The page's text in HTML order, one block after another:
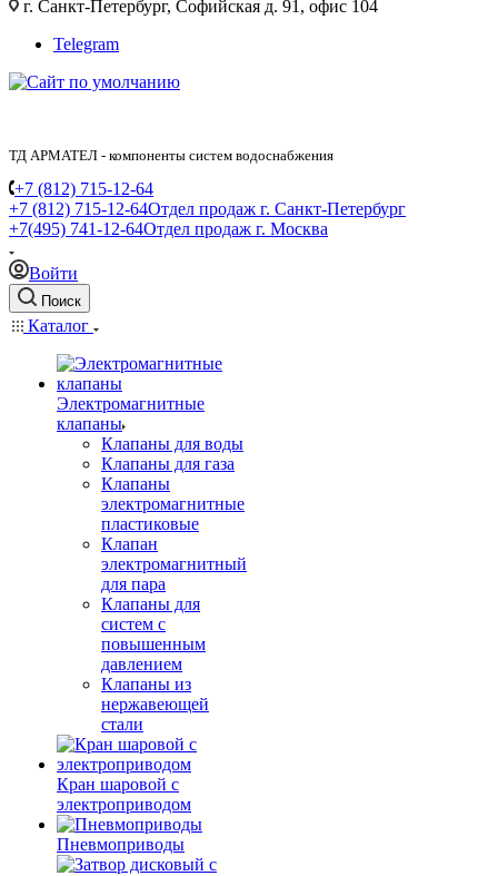
г. Санкт-Петербург, Софийская д. 91, офис 104
Telegram
ТД АРМАТЕЛ - компоненты систем водоснабжения
+7 (812) 715-12-64
+7 (812) 715-12-64Отдел продаж г. Санкт-Петербург
+7(495) 741-12-64Отдел продаж г. Москва
Войти
Поиск
Каталог
Электромагнитные
клапаны
Клапаны для воды
Клапаны для газа
Клапаны
электромагнитные
пластиковые
Клапан
электромагнитный
для пара
Клапаны для
систем с
повышенным
давлением
Клапаны из
нержавеющей
стали
Кран шаровой с
электроприводом
Пневмоприводы